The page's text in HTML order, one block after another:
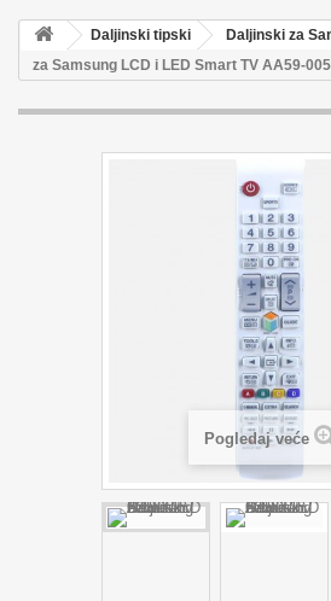
Daljinski tipski Daljinski za
za Samsung LCD i LED Smart TV AA59-
Pogledaj veće